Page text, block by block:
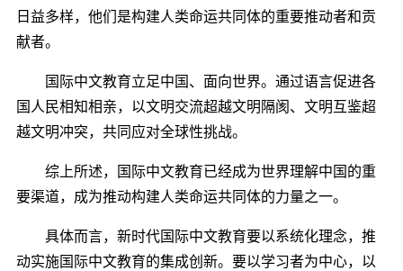
日益多样，他们是构建人类命运共同体的重要推动者和贡
献者。
国际中文教育立足中国、面向世界。通过语言促进各
国人民相知相亲，以文明交流超越文明隔阂、文明互鉴超
越文明冲突，共同应对全球性挑战。
综上所述，国际中文教育已经成为世界理解中国的重
要渠道，成为推动构建人类命运共同体的力量之一。
具体而言，新时代国际中文教育要以系统化理念，推
动实施国际中文教育的集成创新。要以学习者为中心，以